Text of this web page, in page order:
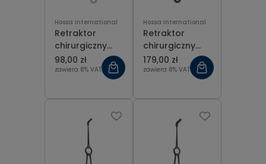
Hossa International
Retraktor
chirurgiczny
Langenbeck
80x16 mm
98,00 zł
zawiera 8% VAT
Hossa International
Retraktor
chirurgiczny
Langenbeck
czarny 28x7
179,00 zł
zawiera 8% VAT